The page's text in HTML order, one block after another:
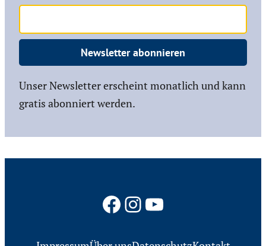
Newsletter abonnieren
Unser Newsletter erscheint monatlich und kann
gratis abonniert werden.
Facebook
Instagram
YouTube